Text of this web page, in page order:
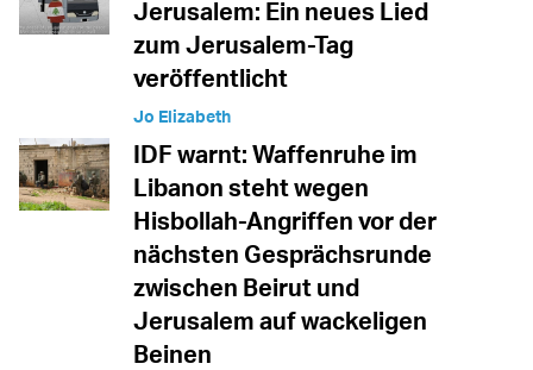
Jerusalem: Ein neues Lied
zum Jerusalem-Tag
veröffentlicht
Jo Elizabeth
IDF warnt: Waffenruhe im
Libanon steht wegen
Hisbollah-Angriffen vor der
nächsten Gesprächsrunde
zwischen Beirut und
Jerusalem auf wackeligen
Beinen